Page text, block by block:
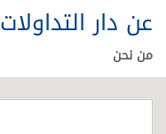
عن دار التداولات
من نحن